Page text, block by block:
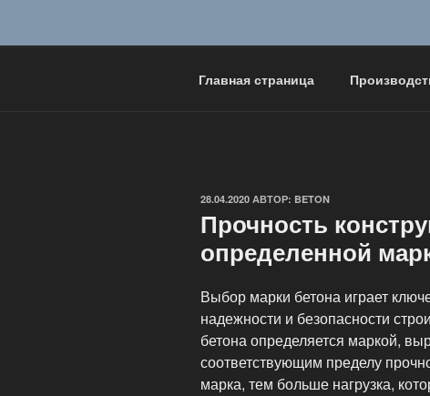
Главная страница
ОПУБЛИКОВАНО
28.04.2020 АВТОР: BETON
Прочность
определенной
Выбор марки бетона играет
надежности и безопасности
бетона определяется маркой,
соответствующим пределу
марка, тем больше нагрузка,